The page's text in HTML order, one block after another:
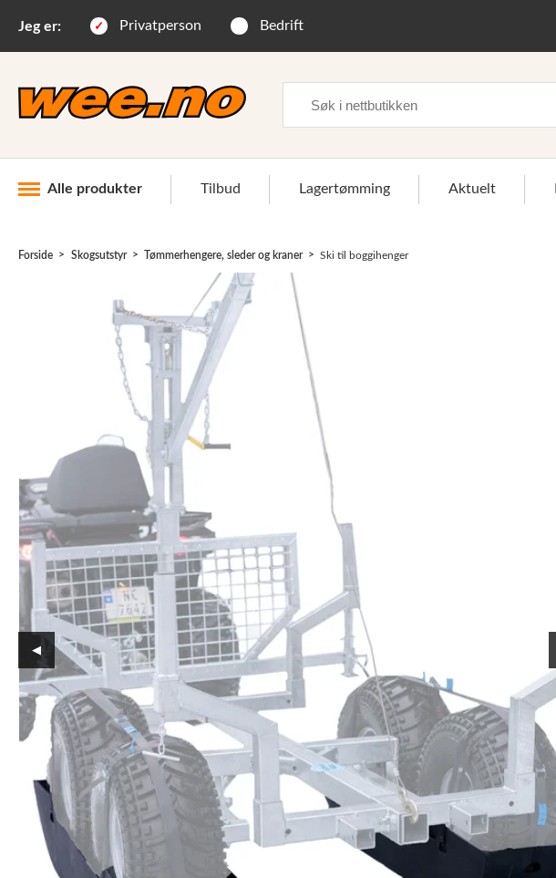
Jeg er: Privatperson Bedrift
Alle produkter Tilbud Lagertømming Aktuelt
Landbruksutstyr
Hjem, hage, fritid og sjø
Vinter og snøutstyr
Reservedeler
Nye Wee produkter
Tilbud
Lagertømming
Aktuelt
Kundeservice
Leasing
Forside Skogsutstyr Tømmerhengere, sleder og kraner Ski til boggihenger
◀